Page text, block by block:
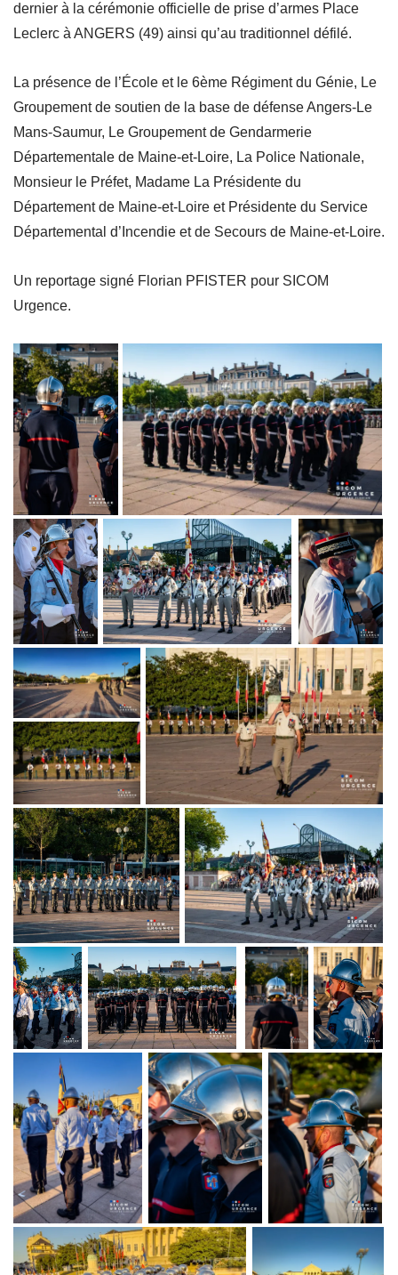
dernier à la cérémonie officielle de prise d’armes Place
Leclerc à ANGERS (49) ainsi qu’au traditionnel défilé.
La présence de l’École et le 6ème Régiment du Génie, Le
Groupement de soutien de la base de défense Angers-Le
Mans-Saumur, Le Groupement de Gendarmerie
Départementale de Maine-et-Loire, La Police Nationale,
Monsieur le Préfet, Madame La Présidente du
Département de Maine-et-Loire et Présidente du Service
Départemental d’Incendie et de Secours de Maine-et-Loire.
Un reportage signé Florian PFISTER pour SICOM
Urgence.